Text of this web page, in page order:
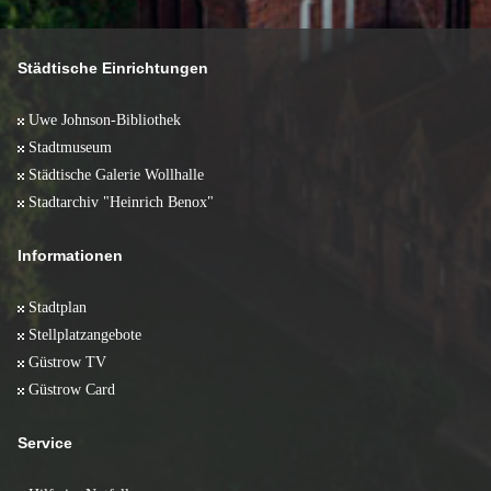
Januar 2012 (2)
Februar 2011 (2)
Januar 2011 (2)
Januar 2010 (1)
April 2009 (17)
Januar 2009 (6)
März 2008 (10)
Städtische Einrichtungen
Uwe Johnson-Bibliothek
Stadtmuseum
Städtische Galerie Wollhalle
Stadtarchiv "Heinrich Benox"
Informationen
Stadtplan
Stellplatzangebote
Güstrow TV
Güstrow Card
Service